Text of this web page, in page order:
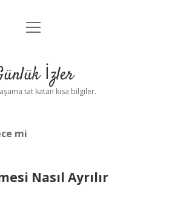
Anasayfa
Yasal Uyarı
menüyü
İzler
tat katan kısa bilgiler.
mi
Nasıl Ayrılır